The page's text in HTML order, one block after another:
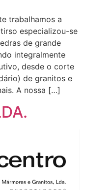
trabalhamos a
especializou-se
de grande
integralmente
desde o corte
de granitos e
A nossa […]